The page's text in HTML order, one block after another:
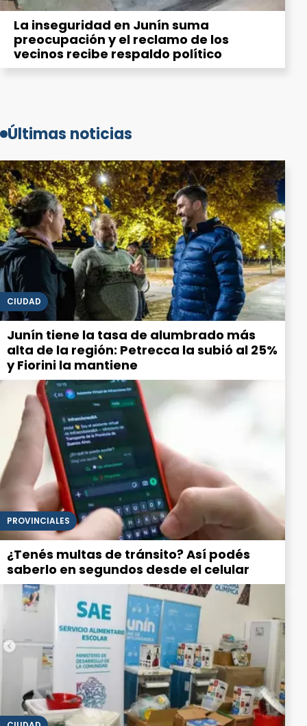
La inseguridad en Junín suma
preocupación y el reclamo de los
vecinos recibe respaldo político
Últimas noticias
CIUDAD
Junín tiene la tasa de alumbrado más
alta de la región: Petrecca la subió al 25%
y Fiorini la mantiene
PROVINCIALES
¿Tenés multas de tránsito? Así podés
saberlo en segundos desde el celular